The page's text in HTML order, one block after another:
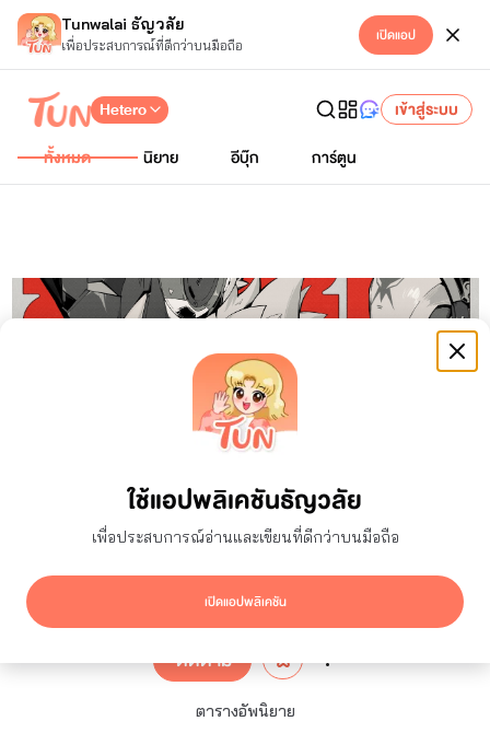
Tunwalai ธัญวลัย
เพื่อประสบการณ์ที่ดีกว่าบนมือถือ เปิดแอป
ใช้แอปพลิเคชันธัญวลัย
เพื่อประสบการณ์อ่านและเขียนที่ดีกว่าบนมือถือ
เปิดแอปพลิเคชัน
Hetero
เข้าสู่ระบบ
ทั้งหมด
นิยาย อีบุ๊ก การ์ตูน
Zenzora (ลุงเซน)
797 ผู้ติดตาม 2 กำลังติดตาม
ติดตาม
ตารางอัพนิยาย